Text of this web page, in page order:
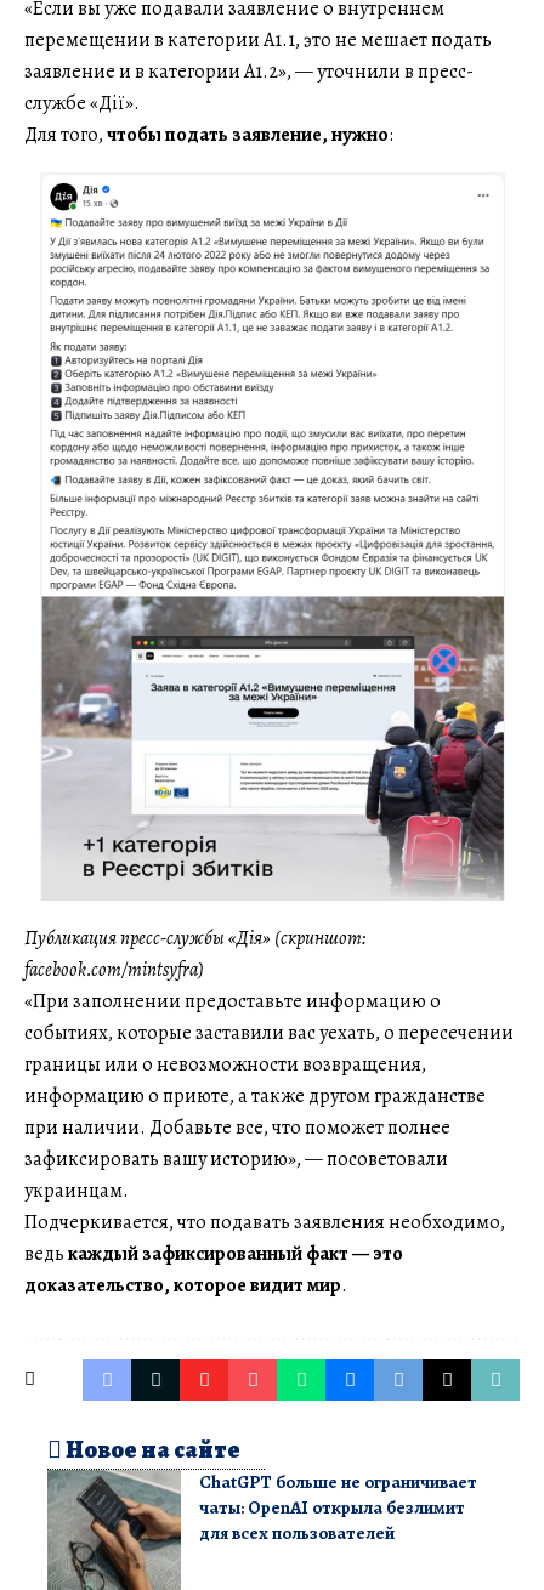
«Если вы уже подавали заявление о внутреннем
перемещении в категории A1.1, это не мешает подать
заявление и в категории A1.2», — уточнили в пресс-
службе «Дії».
Для того,чтобы подать заявление, нужно:
Публикация пресс-службы «Дія» (скриншот:
facebook.com/mintsyfra)
«При заполнении предоставьте информацию о
событиях, которые заставили вас уехать, о пересечении
границы или о невозможности возвращения,
информацию о приюте, а также другом гражданстве
при наличии. Добавьте все, что поможет полнее
зафиксировать вашу историю», — посоветовали
украинцам.
Подчеркивается, что подавать заявления необходимо,
ведькаждый зафиксированный факт — это
доказательство, которое видит мир.
Новое на сайте
ChatGPT больше не ограничивает
чаты: OpenAI открыла безлимит
для всех пользователей